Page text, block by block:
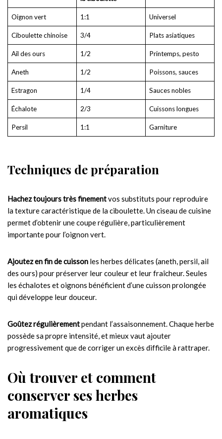
Oignon vert 1:1 Universel
Ciboulette chinoise 3/4 Plats asiatiques
Ail des ours 1/2 Printemps, pesto
Aneth 1/2 Poissons, sauces
Estragon 1/4 Sauces nobles
Échalote 2/3 Cuissons longues
Persil 1:1 Garniture
Techniques de préparation
Hachez toujours très finementvos substituts pour reproduire
la texture caractéristique de la ciboulette. Un ciseau de cuisine
permet d’obtenir une coupe régulière, particulièrement
importante pour l’oignon vert.
Ajoutez en fin de cuisson les herbes délicates (aneth, persil, ail
des ours) pour préserver leur couleur et leur fraîcheur. Seules
les échalotes et oignons bénéficient d’une cuisson prolongée
qui développe leur douceur.
Goûtez régulièrementpendant l’assaisonnement. Chaque herbe
possède sa propre intensité, et mieux vaut ajouter
progressivement que de corriger un excès difficile à rattraper.
Où trouver et comment
conserver ses herbes
aromatiques